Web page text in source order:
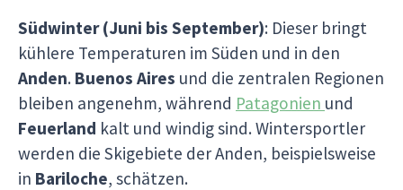
Südwinter (Juni bis September): Dieser bringt
kühlere Temperaturen im Süden und in den
Anden. Buenos Aires und die zentralen Regionen
bleiben angenehm, während Patagonien und
Feuerland kalt und windig sind. Wintersportler
werden die Skigebiete der Anden, beispielsweise
in Bariloche, schätzen.